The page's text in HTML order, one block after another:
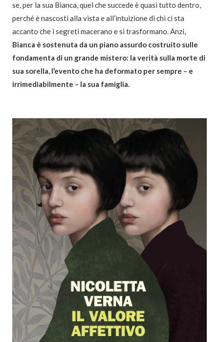
se, per la sua Bianca, quel che succede è quasi tutto dentro,
perché è nascosti alla vista e all’intuizione di chi ci sta
accanto che i segreti macerano e si trasformano. Anzi,
Bianca è sostenuta da un piano assurdo costruito sulle
fondamenta di un grande mistero: la verità sulla morte di
sua sorella, l’evento che ha deformato per sempre – e
irrimediabilmente – la sua famiglia.